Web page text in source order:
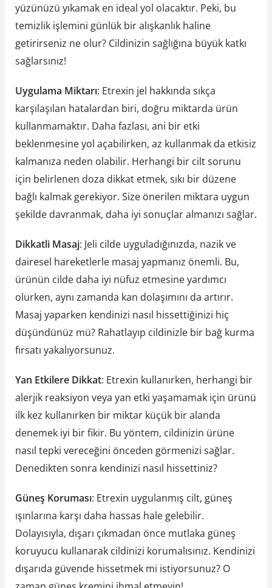
yüzünüzü yıkamak en ideal yol olacaktır. Peki, bu
temizlik işlemini günlük bir alışkanlık haline
getirirseniz ne olur? Cildinizin sağlığına büyük katkı
sağlarsınız!
Uygulama Miktarı: Etrexin jel hakkında sıkça
karşılaşılan hatalardan biri, doğru miktarda ürün
kullanmamaktır. Daha fazlası, ani bir etki
beklenmesine yol açabilirken, az kullanmak da etkisiz
kalmanıza neden olabilir. Herhangi bir cilt sorunu
için belirlenen doza dikkat etmek, sıkı bir düzene
bağlı kalmak gerekiyor. Size önerilen miktara uygun
şekilde davranmak, daha iyi sonuçlar almanızı sağlar.
Dikkatli Masaj: Jeli cilde uyguladığınızda, nazik ve
dairesel hareketlerle masaj yapmanız önemli. Bu,
ürünün cilde daha iyi nüfuz etmesine yardımcı
olurken, aynı zamanda kan dolaşımını da artırır.
Masaj yaparken kendinizi nasıl hissettiğinizi hiç
düşündünüz mü? Rahatlayıp cildinizle bir bağ kurma
fırsatı yakalıyorsunuz.
Yan Etkilere Dikkat: Etrexin kullanırken, herhangi bir
alerjik reaksiyon veya yan etki yaşamamak için ürünü
ilk kez kullanırken bir miktar küçük bir alanda
denemek iyi bir fikir. Bu yöntem, cildinizin ürüne
nasıl tepki vereceğini önceden görmenizi sağlar.
Denedikten sonra kendinizi nasıl hissettiniz?
Güneş Koruması: Etrexin uygulanmış cilt, güneş
ışınlarına karşı daha hassas hale gelebilir.
Dolayısıyla, dışarı çıkmadan önce mutlaka güneş
koruyucu kullanarak cildinizi korumalısınız. Kendinizi
dışarıda güvende hissetmek mi istiyorsunuz? O